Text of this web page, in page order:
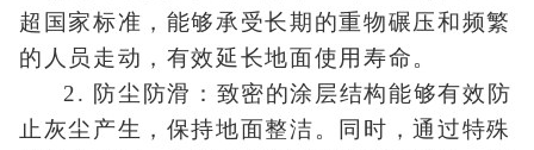
超国家标准，能够承受长期的重物碾压和频繁
的人员走动，有效延长地面使用寿命。
2. 防尘防滑：致密的涂层结构能够有效防
止灰尘产生，保持地面整洁。同时，通过特殊